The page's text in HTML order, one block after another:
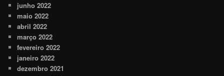
junho 2022
maio 2022
abril 2022
março 2022
fevereiro 2022
janeiro 2022
dezembro 2021